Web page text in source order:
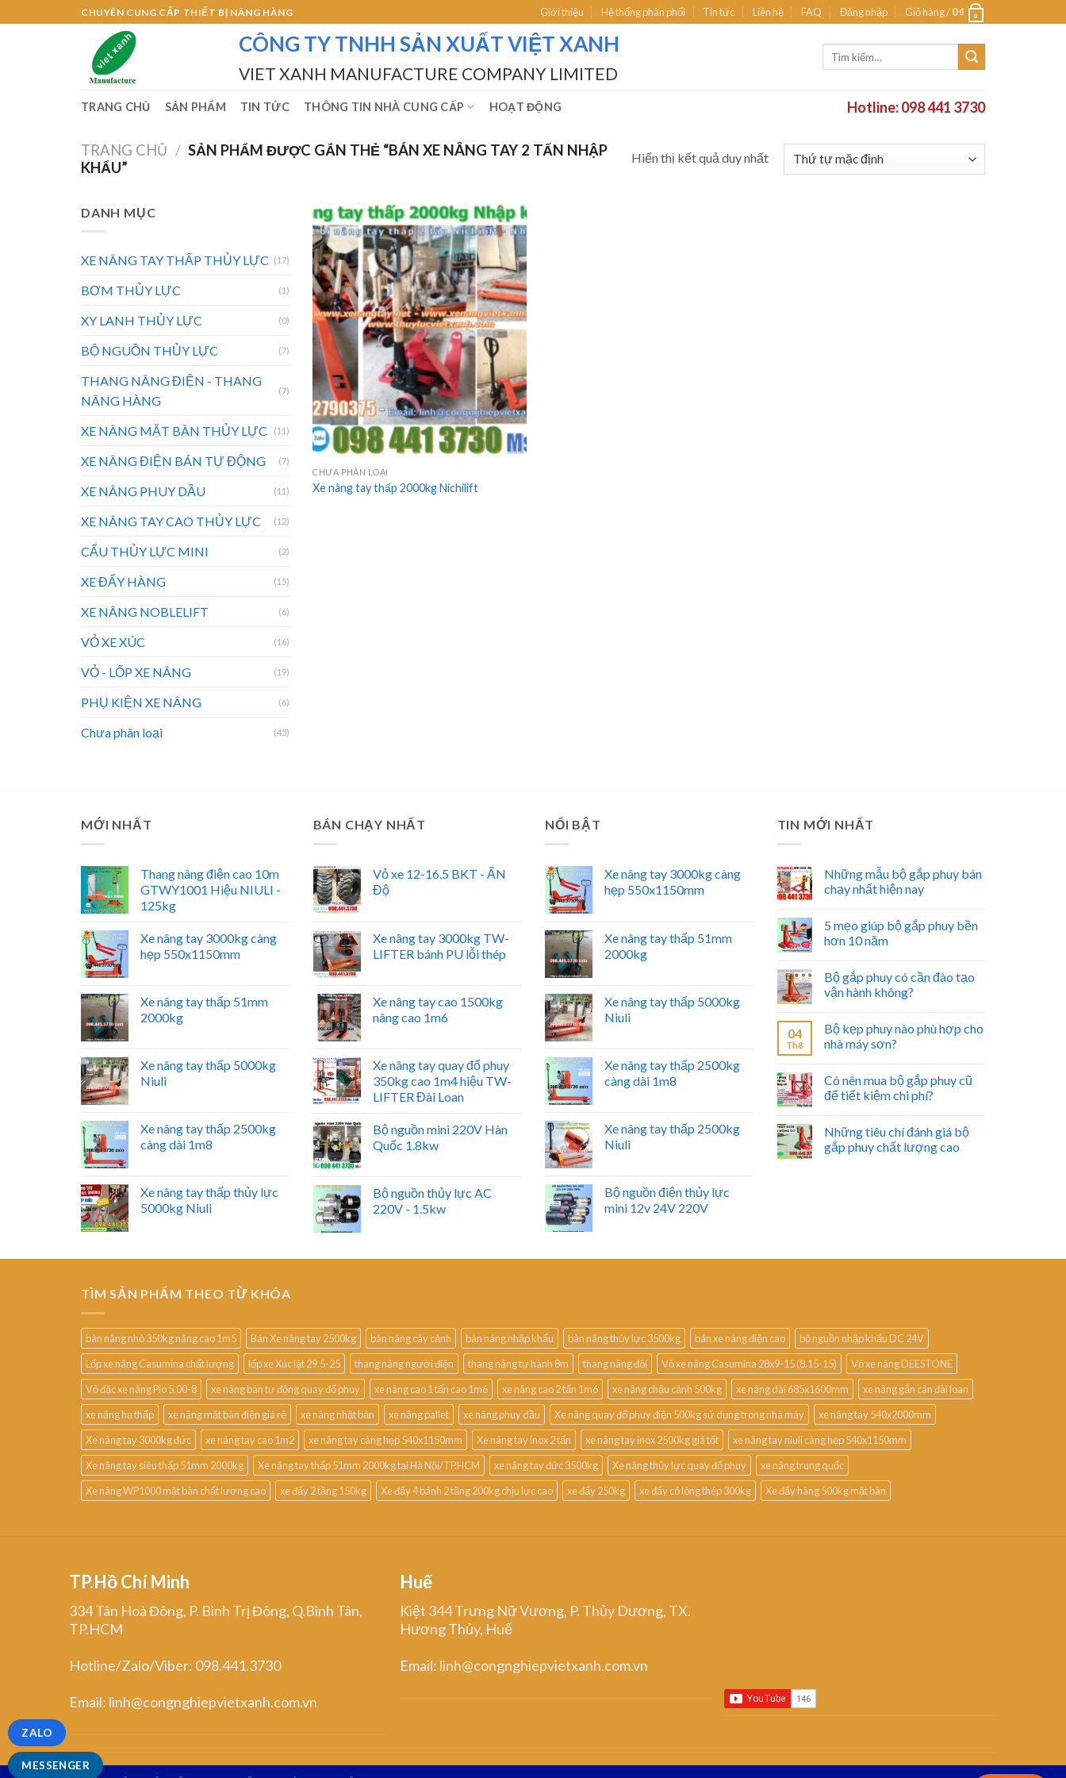
to
CHUYÊN CUNG CẤP THIẾT BỊ NÂNG HÀNG Giới thiệu Hệ thống phân phối Tin tức Liên hệ FAQ Đăng nhập Giỏ hàng /0₫ 0
CÔNG TY TNHH SẢN XUẤT VIỆT XANH
VIET XANH MANUFACTURE COMPANY LIMITED
TRANG CHỦ SẢN PHẨM TIN TỨC THÔNG TIN NHÀ CUNG CẤP HOẠT ĐỘNG Hotline: 098 441 3730
TRANG CHỦ / SẢN PHẨM ĐƯỢC GẮN THẺ “BÁN XE NÂNG TAY 2 TẤN NHẬP
KHẨU”
Hiển thị kết quả duy nhất
DANH MỤC
XE NÂNG TAY THẤP THỦY LỰC (17)
BƠM THỦY LỰC (1)
XY LANH THỦY LỰC (0)
BỘ NGUỒN THỦY LỰC (7)
THANG NÂNG ĐIỆN - THANG
NÂNG HÀNG
(7)
XE NÂNG MẶT BÀN THỦY LỰC (11)
XE NÂNG ĐIỆN BÁN TỰ ĐỘNG (7)
XE NÂNG PHUY DẦU (11)
XE NÂNG TAY CAO THỦY LỰC (12)
CẨU THỦY LỰC MINI (2)
XE ĐẨY HÀNG (15)
XE NÂNG NOBLELIFT (6)
VỎ XE XÚC (16)
VỎ - LỐP XE NÂNG (19)
PHỤ KIỆN XE NÂNG (6)
Chưa phân loại (45)
CHƯA PHÂN LOẠI
Xe nâng tay thấp 2000kg Nichilift
MỚI NHẤT
Thang nâng điện cao 10m
GTWY1001 Hiệu NIULI -
125kg
Xe nâng tay 3000kg càng
hẹp 550x1150mm
Xe nâng tay thấp 51mm
2000kg
Xe nâng tay thấp 5000kg
Niuli
Xe nâng tay thấp 2500kg
càng dài 1m8
Xe nâng tay thấp thủy lực
5000kg Niuli
BÁN CHẠY NHẤT
Vỏ xe 12-16.5 BKT - ẤN
Độ
Xe nâng tay 3000kg TW-
LIFTER bánh PU lỗi thép
Xe nâng tay cao 1500kg
nâng cao 1m6
Xe nâng tay quay đổ phuy
350kg cao 1m4 hiệu TW-
LIFTER Đài Loan
Bộ nguồn mini 220V Hàn
Quốc 1.8kw
Bộ nguồn thủy lực AC
220V - 1.5kw
NỔI BẬT
Xe nâng tay 3000kg càng
hẹp 550x1150mm
Xe nâng tay thấp 51mm
2000kg
Xe nâng tay thấp 5000kg
Niuli
Xe nâng tay thấp 2500kg
càng dài 1m8
Xe nâng tay thấp 2500kg
Niuli
Bộ nguồn điện thủy lực
mini 12v 24V 220V
TIN MỚI NHẤT
Những mẫu bộ gắp phuy bán
chạy nhất hiện nay
5 mẹo giúp bộ gắp phuy bền
hơn 10 năm
Bộ gắp phuy có cần đào tạo
vận hành không?
04
Th8
Bộ kẹp phuy nào phù hợp cho
nhà máy sơn?
Có nên mua bộ gắp phuy cũ
để tiết kiệm chi phí?
Những tiêu chí đánh giá bộ
gắp phuy chất lượng cao
TÌM SẢN PHẨM THEO TỪ KHÓA
bàn nâng nhỏ 350kg nâng cao 1m5 Bán Xe nâng tay 2500kg bàn nâng cây cảnh bàn nâng nhập khẩu bàn nâng thủy lực 3500kg bán xe nâng điện cao
bộ nguồn nhập khẩu DC 24V
Lốp xe nâng Casumina chất lượng
lốp xe Xúc lật 29.5-25 thang nâng người điện thang nâng tự hành 8m thang nâng đôi Vỏ xe nâng Casumina 28x9-15 (8.15-15)
Vỏ xe nâng DEESTONE
Vỏ đặc xe nâng Pio 5.00-8
xe nâng bán tự động quay đổ phuy xe nâng cao 1 tấn cao 1m6 xe nâng cao 2 tấn 1m6 xe nâng chậu cảnh 500kg xe nâng dài 685x1600mm
xe nâng gắn cân đài loan
xe nâng hạ thấp
xe nâng mặt bàn điện giá rẻ xe nâng nhật bản xe nâng pallet xe nâng phuy dầu Xe nâng quay đổ phuy điện 500kg sử dụng trong nhà máy
xe nâng tay 540x2000mm
Xe nâng tay 3000kg đức
xe nâng tay cao 1m2 xe nâng tay càng hẹp 540x1150mm Xe nâng tay inox 2 tấn xe nâng tay inox 2500kg giá tốt
xe nâng tay niuli càng hẹp 540x1150mm
Xe nâng tay siêu thấp 51mm 2000kg
Xe nâng tay thấp 51mm 2000kg tại Hà Nội/TP.HCM xe nâng tay đức 3500kg Xe nâng thủy lực quay đổ phuy
xe nâng trung quốc
Xe nâng WP1000 mặt bàn chất lượng cao
xe đẩy 2 tầng 150kg Xe đẩy 4 bánh 2 tầng 200kg chịu lực cao xe đẩy 250kg xe đẩy có lòng thép 300kg Xe đẩy hàng 500kg mặt bàn
TP.Hồ Chí Minh
334 Tân Hoà Đông, P. Bình Trị Đông, Q.Bình Tân,
TP.HCM
Hotline/Zalo/Viber: 098.441.3730
Email: linh@congnghiepvietxanh.com.vn
Huế
Kiệt 344 Trưng Nữ Vương, P. Thủy Dương, TX.
Hương Thủy, Huế
Email: linh@congnghiepvietxanh.com.vn
MESSENGER
ZALO